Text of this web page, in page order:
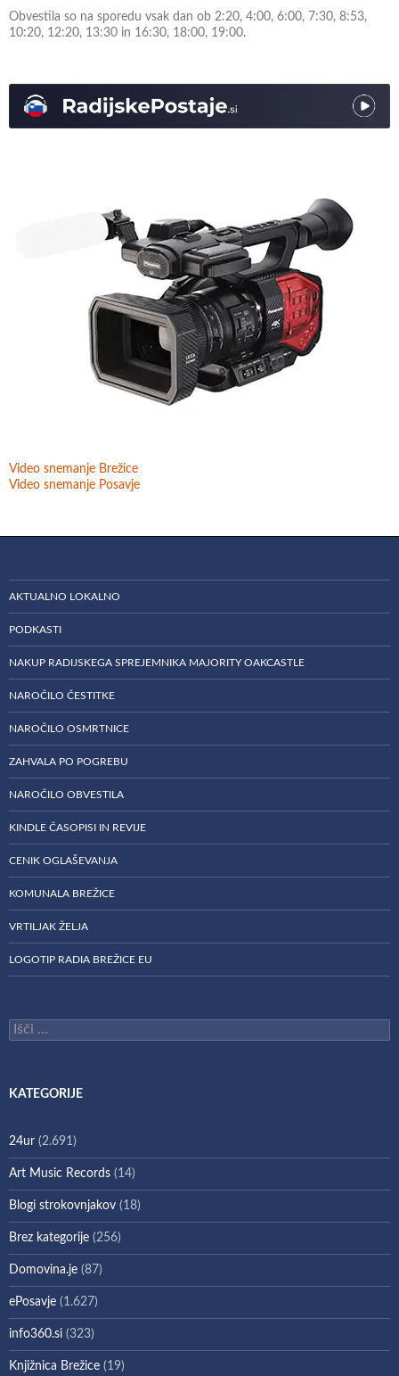
Obvestila so na sporedu vsak dan ob 2:20, 4:00, 6:00, 7:30, 8:53,
10:20, 12:20, 13:30 in 16:30, 18:00, 19:00.
Video snemanje Brežice
Video snemanje Posavje
AKTUALNO LOKALNO
PODKASTI
NAKUP RADIJSKEGA SPREJEMNIKA MAJORITY OAKCASTLE
NAROČILO ČESTITKE
NAROČILO OSMRTNICE
ZAHVALA PO POGREBU
NAROČILO OBVESTILA
KINDLE ČASOPISI IN REVIJE
CENIK OGLAŠEVANJA
KOMUNALA BREŽICE
VRTILJAK ŽELJA
LOGOTIP RADIA BREŽICE EU
Išči:
KATEGORIJE
24ur (2.691)
Art Music Records (14)
Blogi strokovnjakov (18)
Brez kategorije (256)
Domovina.je (87)
ePosavje (1.627)
info360.si (323)
Knjižnica Brežice (19)